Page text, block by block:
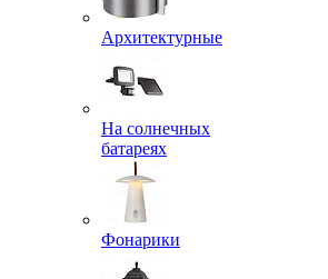
Архитектурные
На солнечных
батареях
Фонарики